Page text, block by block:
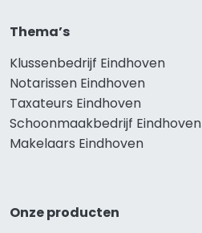
Thema’s
Klussenbedrijf Eindhoven
Notarissen Eindhoven
Taxateurs Eindhoven
Schoonmaakbedrijf Eindhoven
Makelaars Eindhoven
Onze producten